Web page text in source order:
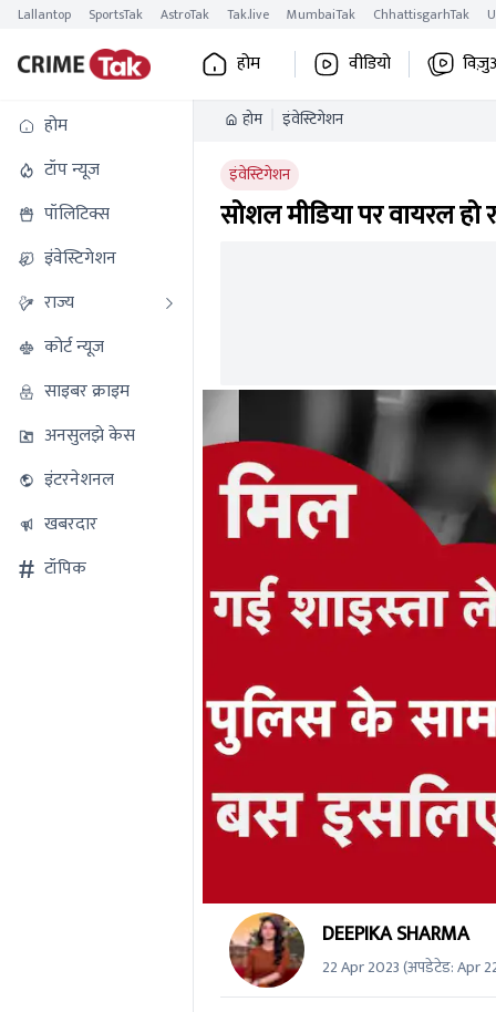
Lallantop SportsTak AstroTak Tak.live MumbaiTak ChhattisgarhTak
होम वीडियो
होम
टॉप न्यूज
पॉलिटिक्स
इंवेस्टिगेशन
राज्य
कोर्ट न्यूज
साइबर क्राइम
अनसुलझे केस
इंटरनेशनल
खबरदार
टॉपिक
होम इंवेस्टिगेशन
इंवेस्टिगेशन
सोशल मीडिया पर वायरल हो
seconds
secondsVolume
0%
DEEPIKA SHARMA
22 Apr 2023(अपडेटेड:Apr